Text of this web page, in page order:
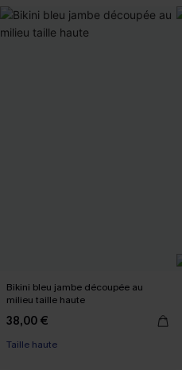
Bikini bleu jambe découpée au
milieu taille haute
38,00 €
Taille haute